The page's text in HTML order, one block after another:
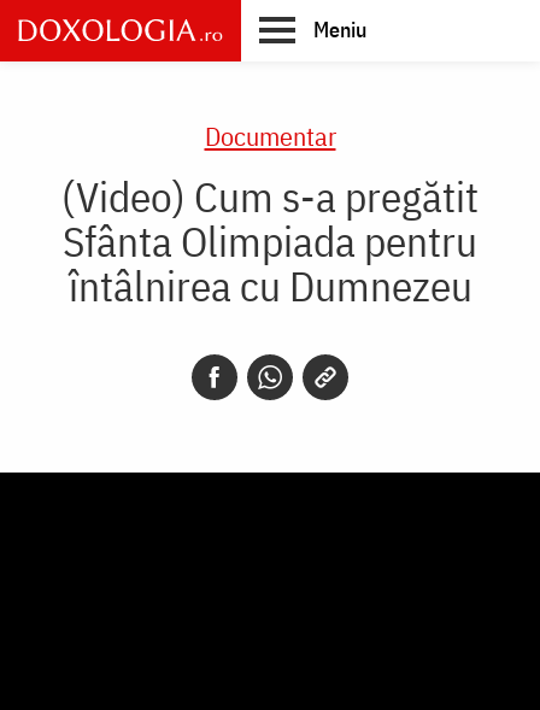
Skip
to
main
Meniu
Documentar
(Video) Cum s-a pregătit
Sfânta Olimpiada pentru
întâlnirea cu Dumnezeu